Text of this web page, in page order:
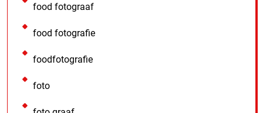
food fotograaf
food fotografie
foodfotografie
foto